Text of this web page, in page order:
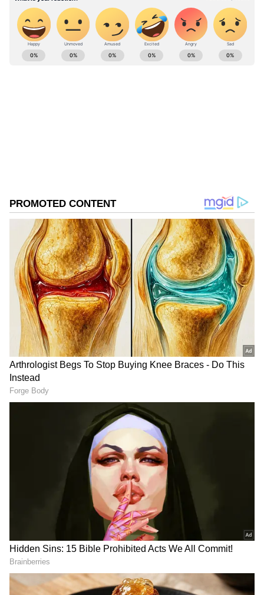
ప్రకటించినప్పట్నుంచి మొదలు.. రవిశాస్త్రి, వసీం అక్రమ్,
షాహిద్ అఫ్రిది, ఉస్మాన్ ఖవాజా, ఆకాశ్ చోప్రా వంటి తాజా
మాజీ ఆటగాళ్లంతా వన్డేలకు ఇక చరమగీతం
పాడాల్సిందేనని కామెంట్స్ చేస్తున్నారు.
ఈ నేపథ్యంలో ఐసీసీ సీఈవో జియోఫ్ అల్లార్డిస్
ABOUT THE AUTHOR
DOWNLOAD APP
RECOMMENDED STORIES